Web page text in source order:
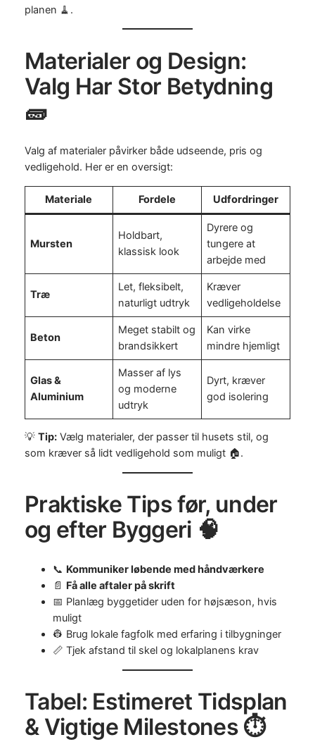
planen 🧹.
Materialer og Design:
Valg Har Stor Betydning
🧱
Valg af materialer påvirker både udseende, pris og
vedligehold. Her er en oversigt:
Materiale Fordele Udfordringer
Mursten
Holdbart,
klassisk look
Dyrere og
tungere at
arbejde med
Træ
Let, fleksibelt,
naturligt udtryk
Kræver
vedligeholdelse
Beton
Meget stabilt og
brandsikkert
Kan virke
mindre hjemligt
Glas &
Aluminium
Masser af lys
og moderne
udtryk
Dyrt, kræver
god isolering
💡 Tip:Vælg materialer, der passer til husets stil, og
som kræver så lidt vedligehold som muligt 🏠.
Praktiske Tips før, under
og efter Byggeri 🧠
📞 Kommuniker løbende med håndværkere
📄 Få alle aftaler på skrift
📅 Planlæg byggetider uden for højsæson, hvis
muligt
👷 Brug lokale fagfolk med erfaring i tilbygninger
📏 Tjek afstand til skel og lokalplanens krav
Tabel: Estimeret Tidsplan
& Vigtige Milestones ⏱️